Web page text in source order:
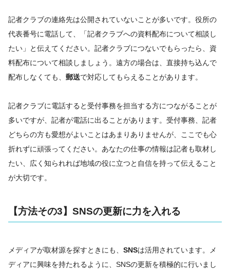
記者クラブの連絡先は公開されていないことが多いです。役所の
代表番号に電話して、「記者クラブへの資料配布について相談し
たい」と伝えてください。記者クラブにつないでもらったら、資
料配布について相談しましょう。遠方の場合は、直接持ち込んで
配布しなくても、 郵送で対応してもらえることがあります。
記者クラブに電話すると受付事務を担当する方につながることが
多いですが、記者が電話に出ることがあります。受付事務、記者
どちらの方も愛想がよいことはあまりありませんが、ここでも心
折れずに頑張ってください。あなたの仕事の情報は記者も取材し
たい、広く知られれば地域の役に立つと自信を持って伝えること
が大切です。
【方法その3】SNSの更新に力を入れる
メディアが取材源を探すときにも、 SNSは活用されています。メ
ディアに興味を持たれるように、SNSの更新を積極的に行いまし